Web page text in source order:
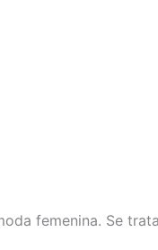
femenina. Se